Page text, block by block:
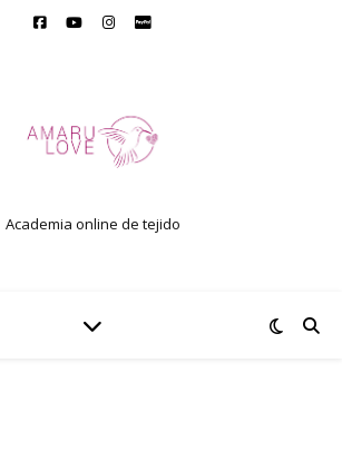
Academia online de tejido